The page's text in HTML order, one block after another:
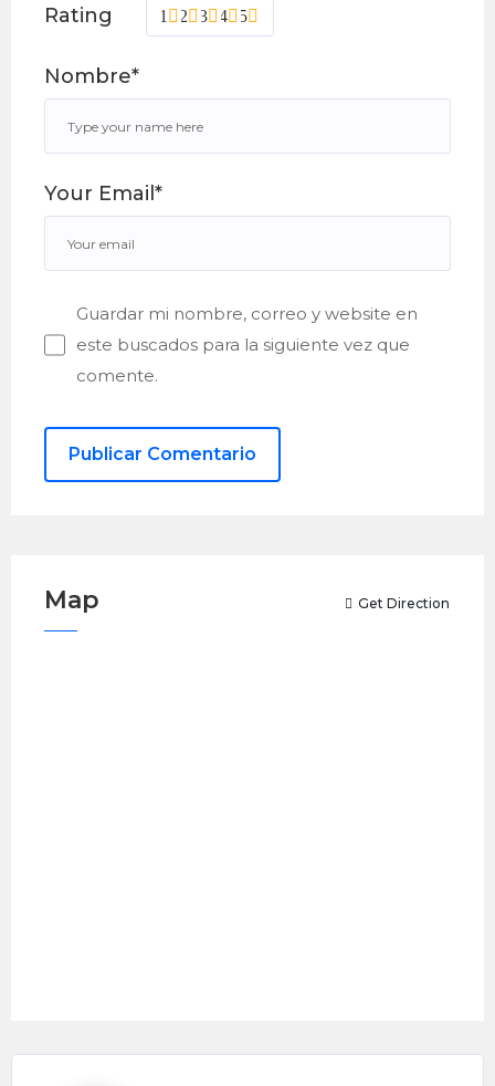
Rating 5
4
3
2
1
Nombre*
Your Email*
Guardar mi nombre, correo y website en
este buscados para la siguiente vez que
comente.
Map Get Direction